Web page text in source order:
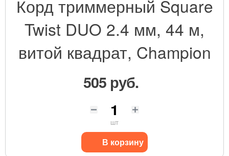
Корд триммерный Square
Twist DUO 2.4 мм, 44 м,
витой квадрат, Champion
505 руб.
шт
В корзину